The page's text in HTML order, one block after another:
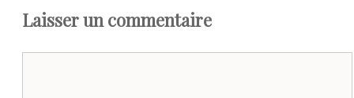
Laisser un commentaire